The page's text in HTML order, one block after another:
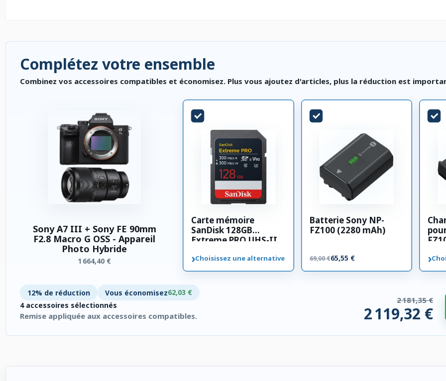
Complétez votre ensemble
Combinez vos accessoires compatibles et économisez. Plus vous ajoutez d'articles, plus la réduction est
Sony A7 III + Sony FE 90mm
F2.8 Macro G OSS - Appareil
Photo Hybride
1 664,40 €
Carte mémoire
SanDisk 128GB
Extreme PRO UHS-II
›Choisissez une alternative
Batterie Sony NP-
FZ100 (2280 mAh)
69,00 €65,55 € ›
12% de réduction Vous économisez62,03 €
4 accessoires sélectionnés
Remise appliquée aux accessoires compatibles.
2 181,35 €
2 119,32 €